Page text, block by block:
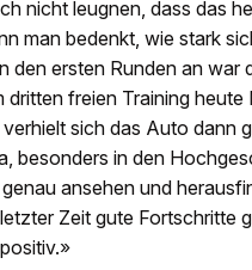
nicht leugnen, dass das
man bedenkt, wie stark
den ersten Runden an war
dritten freien Training
sich das Auto dann
besonders in den
ansehen und
Zeit gute Fortschritte